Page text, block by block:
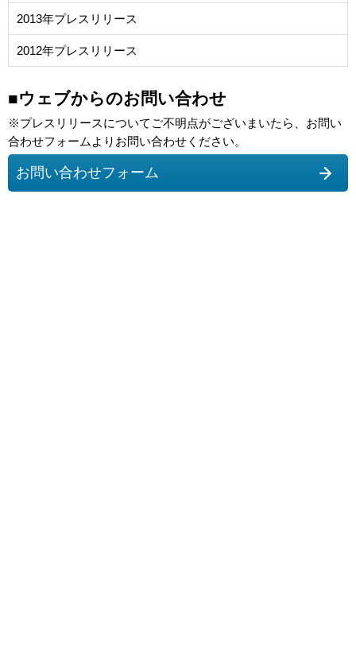
2013年プレスリリース
2012年プレスリリース
■ウェブからのお問い合わせ
※プレスリリースについてご不明点がございまいたら、お問い
合わせフォームよりお問い合わせください。
お問い合わせフォーム